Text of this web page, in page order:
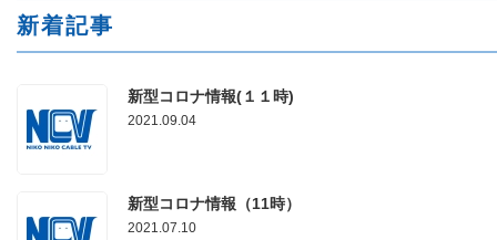
新着記事
新型コロナ情報(１１時)
2021.09.04
新型コロナ情報（11時）
2021.07.10